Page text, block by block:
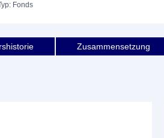
Fonds
Zusammensetzung